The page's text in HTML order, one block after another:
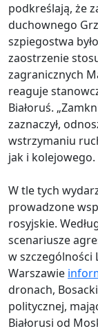
podkreślają, że
duchownego
szpiegostwa
zaostrzenie
zagranicznych
reaguje
Białoruś.
zaznaczył,
wstrzymaniu
jak i kolejowego.
W tle tych
prowadzone
rosyjskie.
scenariusze
w szczególności
Warszawie
dronach,
politycznej,
Białorusi od